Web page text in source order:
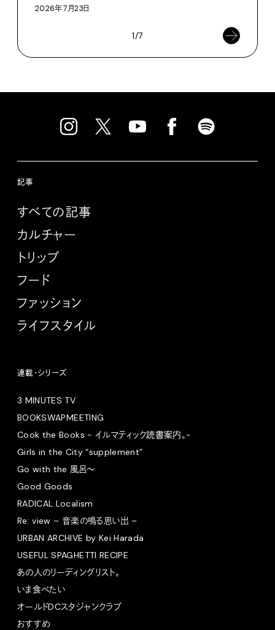
2026年7月23日
1/7
記事
すべての記事
カルチャー
トリップ
フード
ファッション
ライフスタイル
連載・シリーズ
3 MINUTES TV
BOOKSWAPMEETING
Cook the Books - イルマティック読書案内。-
Girls in the City “supplement”
Go with the 風呂〜
Good Goods
RADICAL Localism
Re: view – 音楽の鳴る思い出 –
URBAN ARCHIVE by Kei Harada
USEFUL SPAGHETTI RECIPE
あの人のリーディングリスト。
いま食べたい
オールドDCスタジャンクラブ
おすすめ